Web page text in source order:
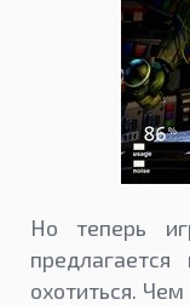
Но теперь
охотиться.